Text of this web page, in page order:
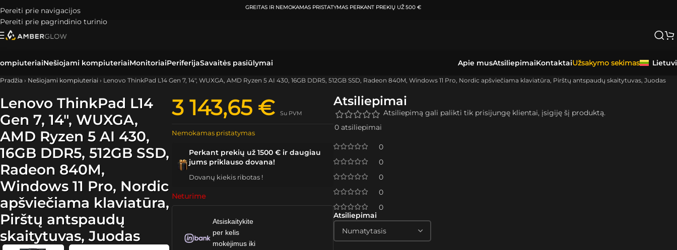
Pereiti prie navigacijos
Pereiti prie pagrindinio turinio
GREITAS IR NEMOKAMAS PRISTATYMAS PERKANT PREKIŲ UŽ 500 €
Nešiojami kompiuteriaiMonitoriaiPeriferijaSavaitės pasiūlymai Apie musAtsiliepimaiKontaktaiUžsakymo sekimas
Pradžia › Nešiojami kompiuteriai › Lenovo ThinkPad L14 Gen 7, 14″, WUXGA, AMD Ryzen 5 AI 430, 16GB DDR5, 512GB SSD, Radeon 840M, Windows 11 Pro, Nordic apšviečiama klaviatūra, Pirštų antspaudų skaitytuvas, Juodas
Lenovo ThinkPad L14
Gen 7, 14″, WUXGA,
AMD Ryzen 5 AI 430,
16GB DDR5, 512GB SSD,
Radeon 840M,
Windows 11 Pro, Nordic
apšviečiama klaviatūra,
Pirštų antspaudų
skaitytuvas, Juodas
3 143,65 € Su PVM
Nemokamas pristatymas
Perkant prekių už 1500 € ir daugiau
jums priklauso dovana!
Dovanų kiekis ribotas !
Neturime
Atsiskaitykite
per kelis
mokėjimus iki
Atsiliepimai
0 atsiliepimai
0
0
0
0
0
Atsiliepimai
Atsiliepimą gali palikti tik prisijungę klientai, įsigiję šį produktą.